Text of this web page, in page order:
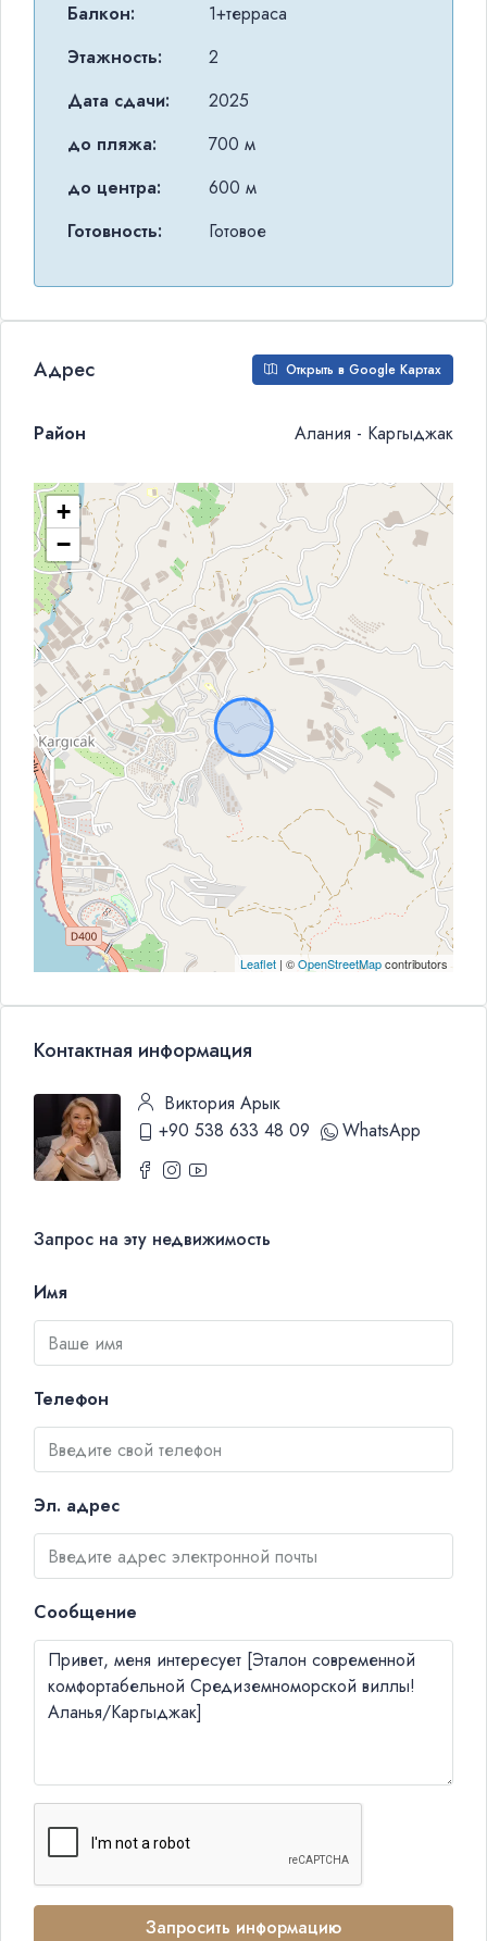
Балкон:
1+терраса
Этажность:
2
Дата сдачи:
2025
до пляжа:
700 м
до центра:
600 м
Готовность:
Готовое
Адрес Открыть в Google Картах
Район Алания - Каргыджак
+
−
Leaflet | ©OpenStreetMapcontributors
Контактная информация
Виктория Арык
+90 538 633 48 09
WhatsApp
Запрос на эту недвижимость
Имя
Телефон
Эл. адрес
Сообщение
Запросить информацию